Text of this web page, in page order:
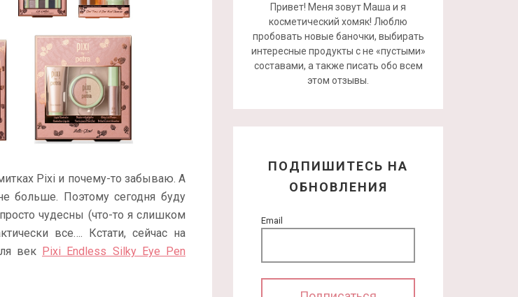
Pixi и почему-то забываю. А
больше. Поэтому сегодня буду
чудесны (что-то я слишком
все…. Кстати, сейчас на
век Pixi Endless Silky Eye Pen
Привет! Меня зовут Маша и я
косметический хомяк! Люблю
пробовать новые баночки, выбирать
интересные продукты с не «пустыми»
составами, а также писать обо всем
этом отзывы.
ПОДПИШИТЕСЬ НА
ОБНОВЛЕНИЯ
Email